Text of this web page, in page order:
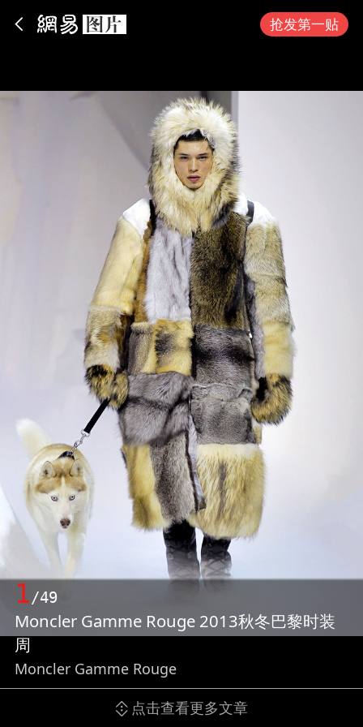
抢发第一贴
1/49
Moncler Gamme Rouge 2013秋冬巴黎时装
周
Moncler Gamme Rouge
点击查看更多文章